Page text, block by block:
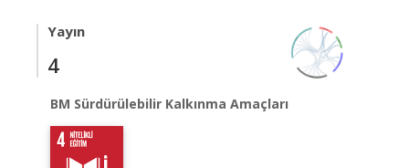
Yayın
4
BM Sürdürülebilir Kalkınma Amaçları